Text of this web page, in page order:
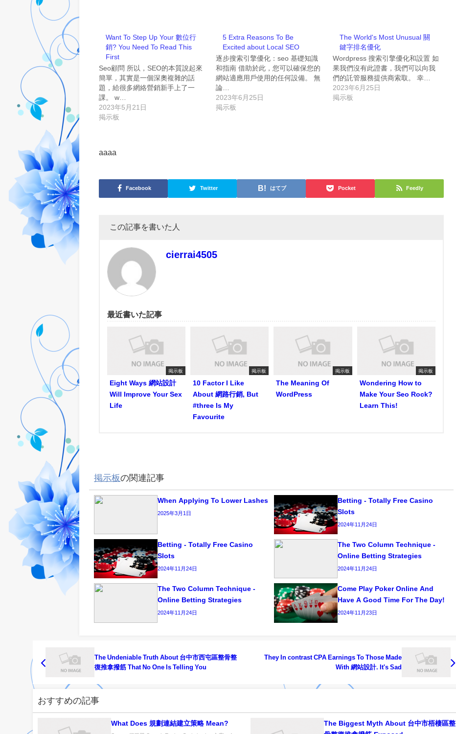
Want To Step Up Your 數位行
銷? You Need To Read This
First
Seo顧問 所以，SEO的本質說起來
簡單，其實是一個深奧複雜的話
題，給很多網絡營銷新手上了一
課。 w…
2023年5月21日
掲示板
5 Extra Reasons To Be
Excited about Local SEO
逐步搜索引擎優化：seo 基礎知識
和指南 借助於此，您可以確保您的
網站適應用戶使用的任何設備。 無
論…
2023年6月25日
掲示板
The World's Most Unusual 關
鍵字排名優化
Wordpress 搜索引擎優化和設置 如
果我們沒有此證書，我們可以向我
們的託管服務提供商索取。 幸…
2023年6月25日
掲示板
aaaa
Facebook Twitter はてブ Pocket Feedly
この記事を書いた人
cierrai4505
最近書いた記事
掲示板
Eight Ways 網站設計
Will Improve Your Sex
Life
掲示板
10 Factor I Like
About 網路行銷, But
#three Is My
Favourite
掲示板
The Meaning Of
WordPress
掲示板
Wondering How to
Make Your Seo Rock?
Learn This!
掲示板の関連記事
When Applying To Lower Lashes
2025年3月1日
Betting - Totally Free Casino
Slots
2024年11月24日
Betting - Totally Free Casino
Slots
2024年11月24日
The Two Column Technique -
Online Betting Strategies
2024年11月24日
The Two Column Technique -
Online Betting Strategies
2024年11月24日
Come Play Poker Online And
Have A Good Time For The Day!
2024年11月23日
The Undeniable Truth About 台中市西屯區整骨整
復推拿撥筋 That No One Is Telling You
They In contrast CPA Earnings To Those Made
With 網站設計. It's Sad
おすすめの記事
What Does 規劃連結建立策略 Mean?
The Biggest Myth About 台中市梧棲區整